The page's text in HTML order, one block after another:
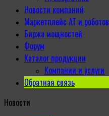
Новости компаний
Маркетплейс АТ и роботов
Биржа мощностей
Форум
Каталог продукции
Компании и услуги
Обратная связь
Новости